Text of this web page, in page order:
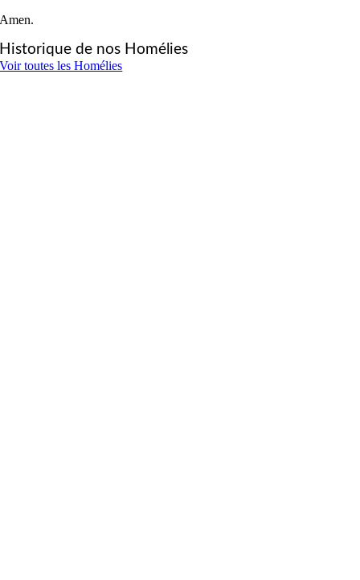
Amen.
Historique de nos Homélies
Voir toutes les Homélies